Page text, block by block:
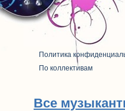
Политика
По коллективам
Все